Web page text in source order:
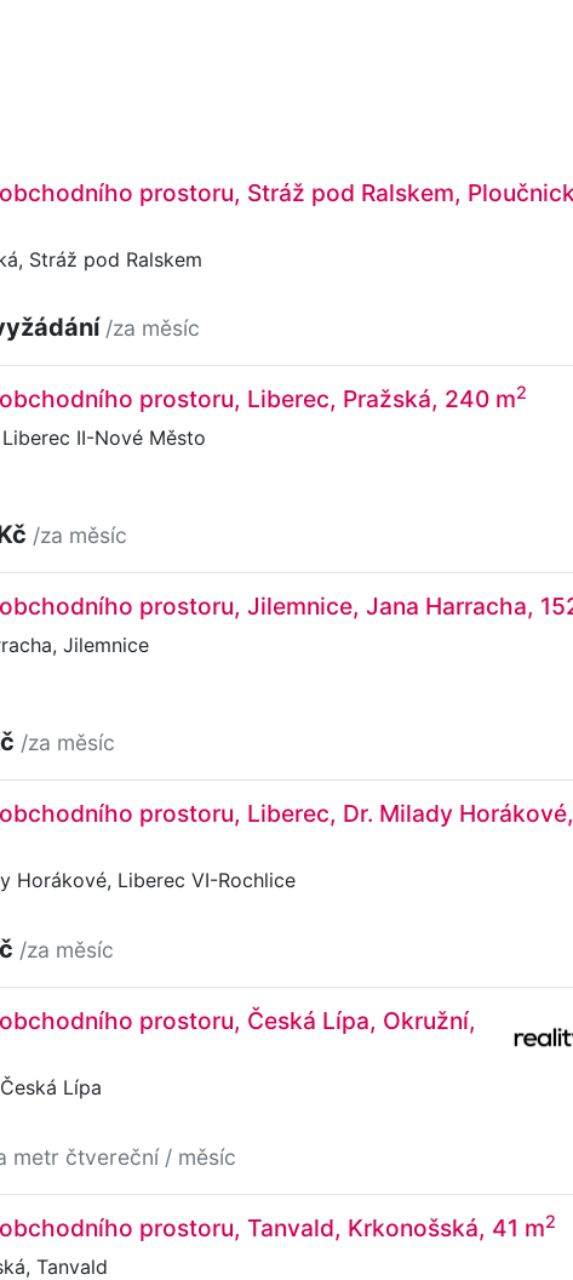
prostoru, Stráž pod Ralskem,
Stráž pod Ralskem
/za měsíc
prostoru, Liberec, Pražská, 240 m2
II-Nové Město
/za měsíc
prostoru, Jilemnice, Jana Harracha,
Jilemnice
/za měsíc
prostoru, Liberec, Dr. Milady
Horákové, Liberec VI-Rochlice
/za měsíc
prostoru, Česká Lípa, Okružní,
Lípa
metr čtvereční / měsíc
prostoru, Tanvald, Krkonošská, 41 m2
Tanvald